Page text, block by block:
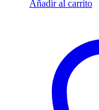
Añadir al carrito